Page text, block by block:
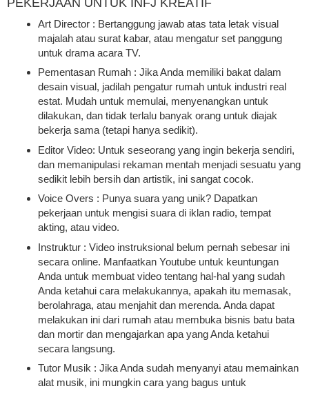
PEKERJAAN UNTUK INFJ KREATIF
Art Director : Bertanggung jawab atas tata letak visual
majalah atau surat kabar, atau mengatur set panggung
untuk drama acara TV.
Pementasan Rumah : Jika Anda memiliki bakat dalam
desain visual, jadilah pengatur rumah untuk industri real
estat. Mudah untuk memulai, menyenangkan untuk
dilakukan, dan tidak terlalu banyak orang untuk diajak
bekerja sama (tetapi hanya sedikit).
Editor Video: Untuk seseorang yang ingin bekerja sendiri,
dan memanipulasi rekaman mentah menjadi sesuatu yang
sedikit lebih bersih dan artistik, ini sangat cocok.
Voice Overs : Punya suara yang unik? Dapatkan
pekerjaan untuk mengisi suara di iklan radio, tempat
akting, atau video.
Instruktur : Video instruksional belum pernah sebesar ini
secara online. Manfaatkan Youtube untuk keuntungan
Anda untuk membuat video tentang hal-hal yang sudah
Anda ketahui cara melakukannya, apakah itu memasak,
berolahraga, atau menjahit dan merenda. Anda dapat
melakukan ini dari rumah atau membuka bisnis batu bata
dan mortir dan mengajarkan apa yang Anda ketahui
secara langsung.
Tutor Musik : Jika Anda sudah menyanyi atau memainkan
alat musik, ini mungkin cara yang bagus untuk